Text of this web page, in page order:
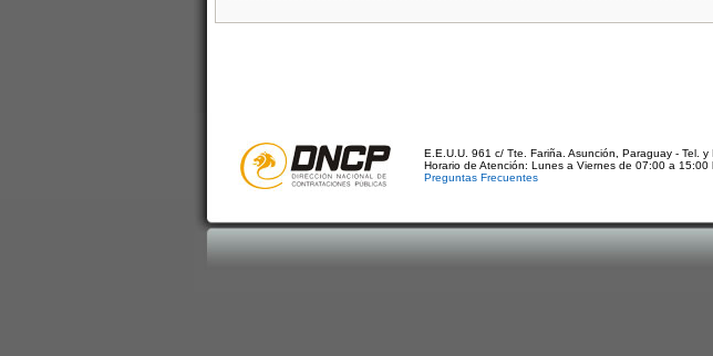
E.E.U.U. 961 c/ Tte. Fariña. Asunción, Paraguay - Tel.
Horario de Atención: Lunes a Viernes de 07:00 a 15:00
Preguntas Frecuentes